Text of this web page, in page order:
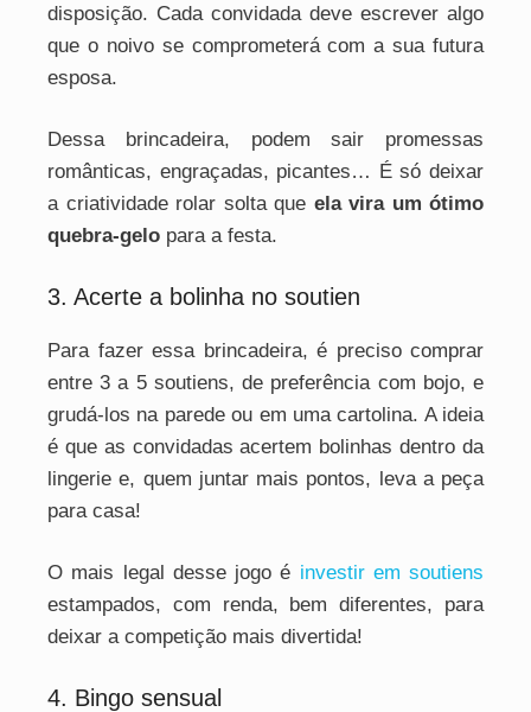
disposição. Cada convidada deve escrever algo
que o noivo se comprometerá com a sua futura
esposa.
Dessa brincadeira, podem sair promessas
românticas, engraçadas, picantes… É só deixar
a criatividade rolar solta que ela vira um ótimo
quebra-gelo para a festa.
3. Acerte a bolinha no soutien
Para fazer essa brincadeira, é preciso comprar
entre 3 a 5 soutiens, de preferência com bojo, e
grudá-los na parede ou em uma cartolina. A ideia
é que as convidadas acertem bolinhas dentro da
lingerie e, quem juntar mais pontos, leva a peça
para casa!
O mais legal desse jogo é investir em soutiens
estampados, com renda, bem diferentes, para
deixar a competição mais divertida!
4. Bingo sensual